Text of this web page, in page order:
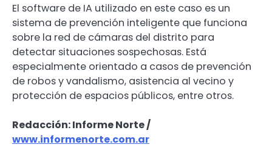
El software de IA utilizado en este caso es un
sistema de prevención inteligente que funciona
sobre la red de cámaras del distrito para
detectar situaciones sospechosas. Está
especialmente orientado a casos de prevención
de robos y vandalismo, asistencia al vecino y
protección de espacios públicos, entre otros.
Redacción: Informe Norte /
www.informenorte.com.ar